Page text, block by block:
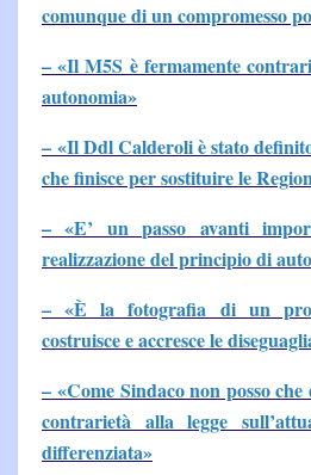
comunque di un compromesso
– «Il M5S è fermamente
autonomia»
– «Il Ddl Calderoli è stato
che finisce per sostituire le
– «E’ un passo avanti
realizzazione del principio di
– «È la fotografia di un
costruisce e accresce le
– «Come Sindaco non posso
contrarietà alla legge
differenziata»